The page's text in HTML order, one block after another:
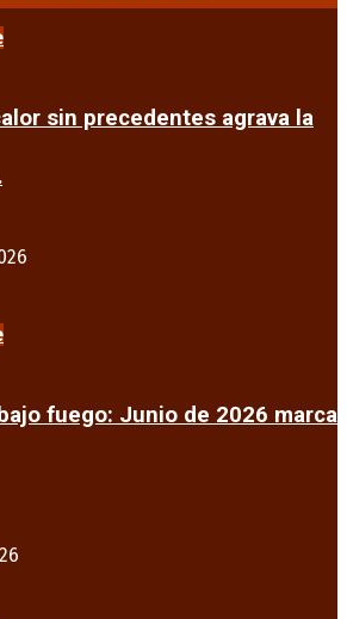
sin precedentes agrava la
fuego: Junio de 2026 marca